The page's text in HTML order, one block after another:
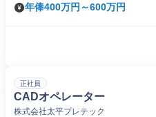
年俸400万円～600万円
正社員
CADオペレーター
株式会社太平プレテック